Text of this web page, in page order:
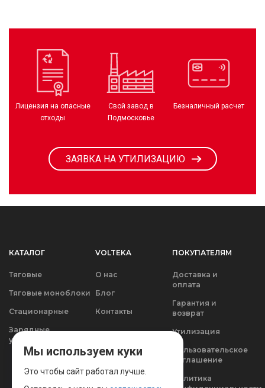
Лицензия на опасные
отходы
Свой завод в
Подмосковье
Безналичный расчет
ЗАЯВКА НА УТИЛИЗАЦИЮ
КАТАЛОГ
Тяговые
Тяговые моноблоки
Стационарные
Зарядные
устройства
VOLTEKA
О нас
Блог
Контакты
ПОКУПАТЕЛЯМ
Доставка и
оплата
Гарантия и
возврат
Утилизация
Пользовательское
соглашение
Политика
Мы используем куки
Это чтобы сайт работал лучше.